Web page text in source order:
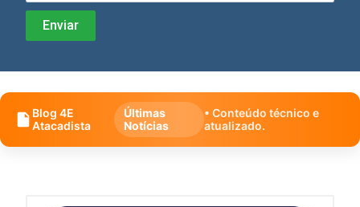
Blog 4E
Atacadista
Últimas
Notícias
• Conteúdo técnico e
atualizado.